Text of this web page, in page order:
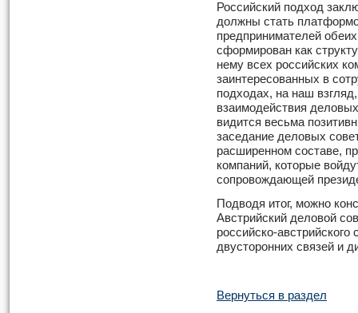
Российский подход
должны стать
предпринимателей
сформирован как
нему всех российских
заинтересованных в
подходах, на наш
взаимодействия
видится весьма
заседание деловых
расширенном составе,
компаний, которые
сопровождающей
Подводя итог, можно
Австрийский деловой
российско-австрийского
двусторонних связей и
Вернуться в раздел